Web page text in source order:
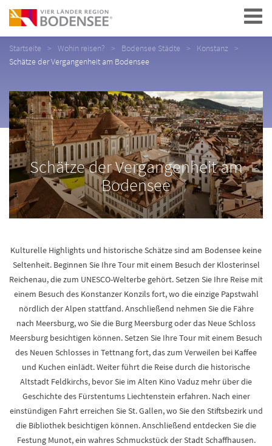
Navigation
Startseite Wohin reisen? Bodensee Städte
Konstanz
Schätze der Vergangenheit am Bodensee
Schätze der Vergangenheit am
Bodensee
Kulturelle Highlights und historische Schätze sind am Bodensee keine
Seltenheit. Beginnen Sie Ihre Tour mit einem Besuch der Klosterinsel
Reichenau, die zum UNESCO-Welterbe gehört. Setzen Sie Ihre Reise mit
einem Besuch des Konstanzer Konzils fort, wo die einzige Papstwahl
nördlich der Alpen stattfand. Anschließend nehmen Sie die Fähre
nach Meersburg, wo Sie die Burg Meersburg oder das Neue Schloss
Meersburg besichtigen können. Setzen Sie Ihre Tour mit einem Besuch
des Neuen Schlosses in Tettnang fort, das zum Verweilen bei Kaffee
und Kuchen einlädt. Weiter führt die Reise durch die historische
Altstadt Feldkirchs, bevor Sie im Alten Kino Vaduz mehr über die
Geschichte des Fürstentums Liechtenstein erfahren. Nach einer
einstündigen Fahrt erreichen Sie St. Gallen, wo Sie den Stiftsbezirk und
die Bibliothek besichtigen können. Anschließend entdecken Sie die
Festung Munot, ein wahres Schmuckstück der Stadt Schaffhausen.